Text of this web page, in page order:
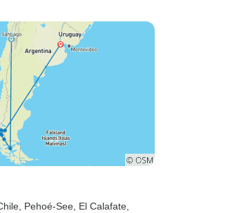
, Pehoé-See , El Calafate